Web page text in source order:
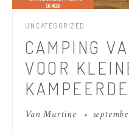
UNCATEGORIZED
CAMPING
VOOR
VanMartine